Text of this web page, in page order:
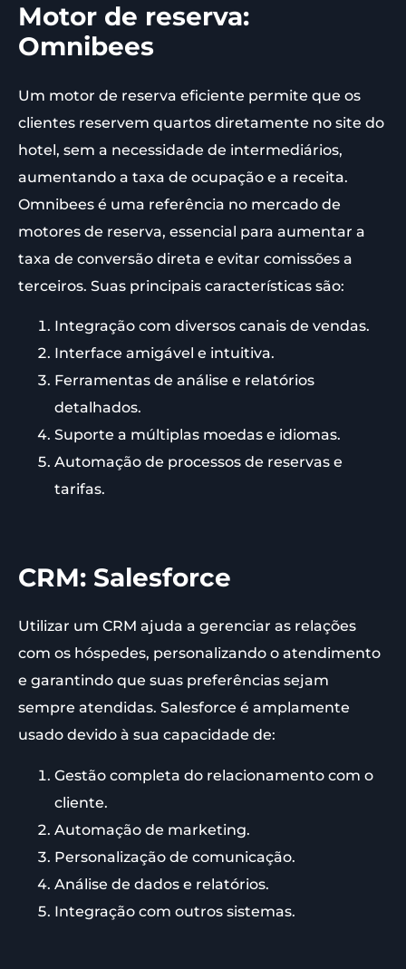
Motor de reserva:
Omnibees
Um motor de reserva eficiente permite que os
clientes reservem quartos diretamente no site do
hotel, sem a necessidade de intermediários,
aumentando a taxa de ocupação e a receita.
Omnibees é uma referência no mercado de
motores de reserva, essencial para aumentar a
taxa de conversão direta e evitar comissões a
terceiros. Suas principais características são:
Integração com diversos canais de vendas.
Interface amigável e intuitiva.
Ferramentas de análise e relatórios
detalhados.
Suporte a múltiplas moedas e idiomas.
Automação de processos de reservas e
tarifas.
CRM: Salesforce
Utilizar um CRM ajuda a gerenciar as relações
com os hóspedes, personalizando o atendimento
e garantindo que suas preferências sejam
sempre atendidas. Salesforce é amplamente
usado devido à sua capacidade de:
Gestão completa do relacionamento com o
cliente.
Automação de marketing.
Personalização de comunicação.
Análise de dados e relatórios.
Integração com outros sistemas.